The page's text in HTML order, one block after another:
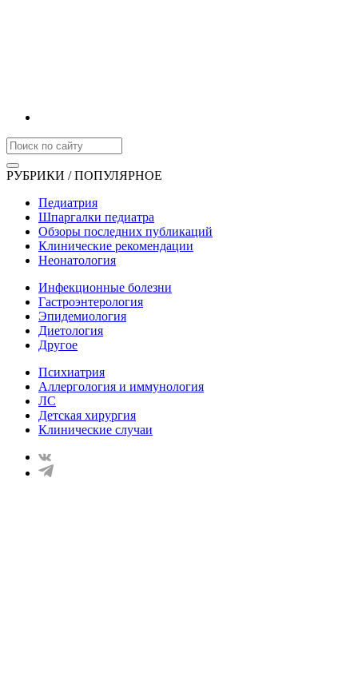
РУБРИКИ / ПОПУЛЯРНОЕ
Педиатрия
Шпаргалки педиатра
Обзоры последних публикаций
Клинические рекомендации
Неонатология
Инфекционные болезни
Гастроэнтерология
Эпидемиология
Диетология
Другое
Психиатрия
Аллергология и иммунология
ЛС
Детская хирургия
Клинические случаи